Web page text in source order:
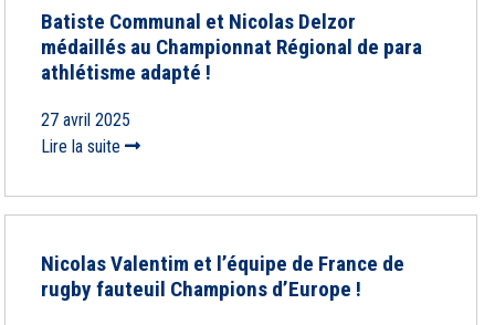
Batiste Communal et Nicolas Delzor
médaillés au Championnat Régional de para
athlétisme adapté !
27 avril 2025
Lire la suite
Nicolas Valentim et l’équipe de France de
rugby fauteuil Champions d’Europe !